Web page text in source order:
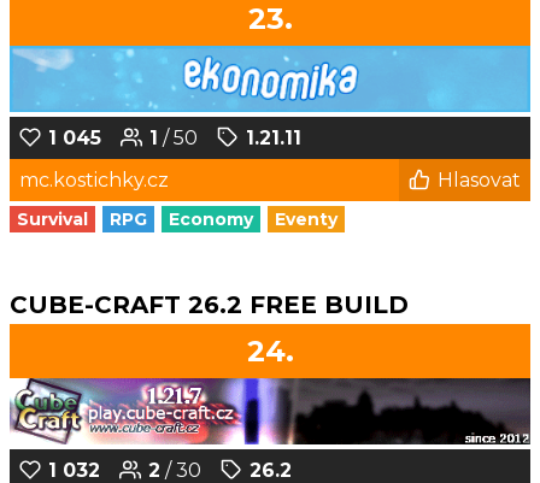
23.
1 045 1 / 50
1.21.11
mc.kostichky.cz
Hlasovat
Survival RPG Economy Eventy
CUBE-CRAFT 26.2 FREE BUILD
24.
1 032 2 / 30
26.2